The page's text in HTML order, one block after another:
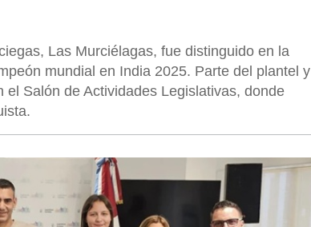
Las Murciélagas, fue distinguido en la
mundial en India 2025. Parte del plantel y
Salón de Actividades Legislativas, donde